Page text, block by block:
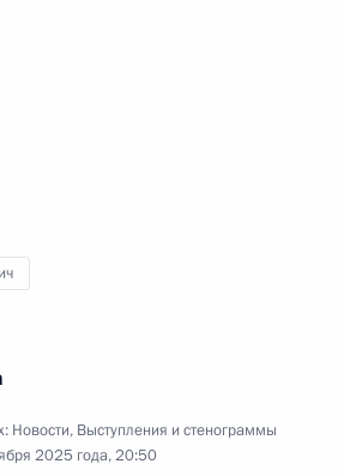
Новости, Выступления и стенограммы
2025 года, 20:50